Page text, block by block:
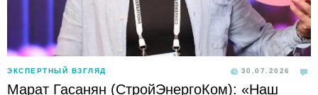
ЭКСПЕРТНЫЙ ВЗГЛЯД 30.07.2026
Марат Гасанян (СтройЭнергоКом): «Наш